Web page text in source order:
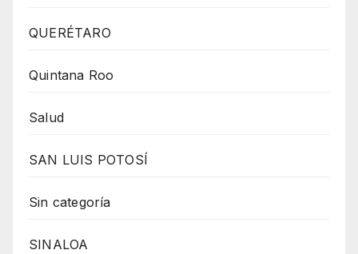
QUERÉTARO
Quintana Roo
Salud
SAN LUIS POTOSÍ
Sin categoría
SINALOA